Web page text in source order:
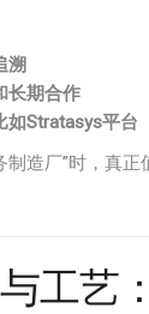
溯
长期合作
如Stratasys平台
制造厂”时，真
工艺